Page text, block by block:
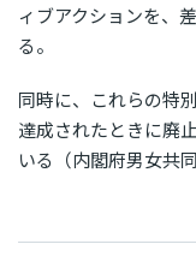
ィブアクションを、
る。
同時に、これらの特
達成されたときに廃
いる（内閣府男女共